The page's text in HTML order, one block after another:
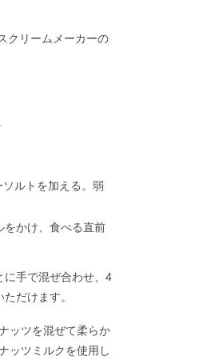
クリームメーカーの
ルトを加える。弱
をかけ、食べる直前
手で混ぜ合わせ、4
だけます。
ッツを混ぜて柔らか
ッツミルクを使用し